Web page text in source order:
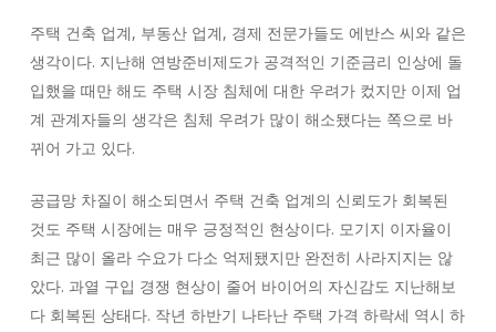
주택 건축 업계, 부동산 업계, 경제 전문가들도 에반스 씨와 같은
생각이다. 지난해 연방준비제도가 공격적인 기준금리 인상에 돌
입했을 때만 해도 주택 시장 침체에 대한 우려가 컸지만 이제 업
계 관계자들의 생각은 침체 우려가 많이 해소됐다는 쪽으로 바
뀌어 가고 있다.
공급망 차질이 해소되면서 주택 건축 업계의 신뢰도가 회복된
것도 주택 시장에는 매우 긍정적인 현상이다. 모기지 이자율이
최근 많이 올라 수요가 다소 억제됐지만 완전히 사라지지는 않
았다. 과열 구입 경쟁 현상이 줄어 바이어의 자신감도 지난해보
다 회복된 상태다. 작년 하반기 나타난 주택 가격 하락세 역시 하